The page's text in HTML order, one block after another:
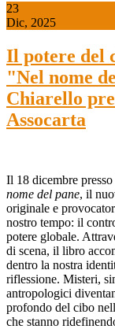
23
Dic, 2025
Il potere del
"Nel nome
Chiarello
Assocarta
Il 18 dicembre
nome del pane, il
originale e
nostro tempo: il
potere globale.
di scena, il libro
dentro la nostra
riflessione. Misteri,
antropologici
profondo del cibo
che stanno